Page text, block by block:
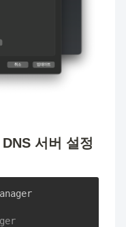
서버 설정
systemctl restart NetworkManager